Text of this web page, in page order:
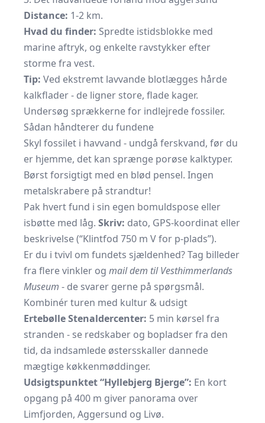
Distance: 1-2 km.
Hvad du finder: Spredte istidsblokke med
marine aftryk, og enkelte ravstykker efter
storme fra vest.
Tip: Ved ekstremt lavvande blotlægges hårde
kalkflader - de ligner store, flade kager.
Undersøg sprækkerne for indlejrede fossiler.
Sådan håndterer du fundene
Skyl fossilet i havvand - undgå ferskvand, før du
er hjemme, det kan sprænge porøse kalktyper.
Børst forsigtigt med en blød pensel. Ingen
metalskrabere på strandtur!
Pak hvert fund i sin egen bomuldspose eller
isbøtte med låg. Skriv: dato, GPS-koordinat eller
beskrivelse (“Klintfod 750 m V for p-plads”).
Er du i tvivl om fundets sjældenhed? Tag billeder
fra flere vinkler og mail dem til Vesthimmerlands
Museum - de svarer gerne på spørgsmål.
Kombinér turen med kultur & udsigt
Ertebølle Stenaldercenter: 5 min kørsel fra
stranden - se redskaber og bopladser fra den
tid, da indsamlede østersskaller dannede
mægtige køkkenmøddinger.
Udsigtspunktet “Hyllebjerg Bjerge”: En kort
opgang på 400 m giver panorama over
Limfjorden, Aggersund og Livø.